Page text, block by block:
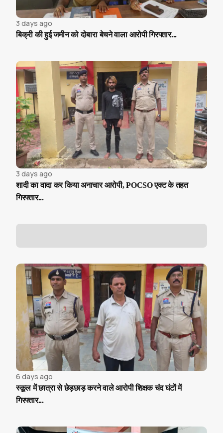
3 days ago
बिक्री की हुई जमीन को दोबारा बेचने वाला आरोपी गिरफ्तार...
3 days ago
शादी का वादा कर किया अनाचार आरोपी, POCSO एक्ट के तहत
गिरफ्तार...
6 days ago
स्कूल में छात्रा से छेड़छाड़ करने वाले आरोपी शिक्षक चंद घंटों में
गिरफ्तार...